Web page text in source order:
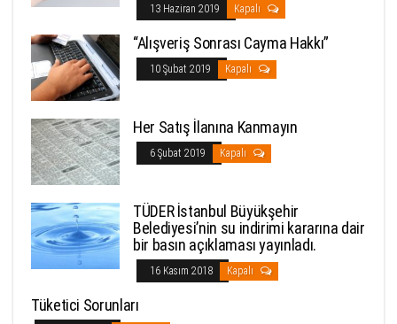
13 Haziran 2019 Kapalı
“Alışveriş Sonrası Cayma Hakkı”
10 Şubat 2019 Kapalı
Her Satış İlanına Kanmayın
6 Şubat 2019 Kapalı
TÜDER İstanbul Büyükşehir
Belediyesi’nin su indirimi kararına dair
bir basın açıklaması yayınladı.
16 Kasım 2018 Kapalı
Tüketici Sorunları